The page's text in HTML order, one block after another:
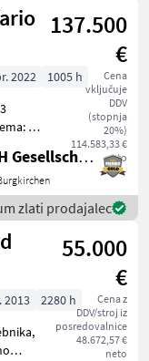
137.500
€
Cena
vključuje
DDV
(stopnja
20%)
114.583,33 €
neto
2022
1005 h
- 4
črpalk
MAUCH Gesellschaft m.b.H. & Co.KG
zlati prodajalec
55.000
€
Cena z
DDV/stroj iz
posredovalnice
48.672,57 €
neto
2013
2280 h